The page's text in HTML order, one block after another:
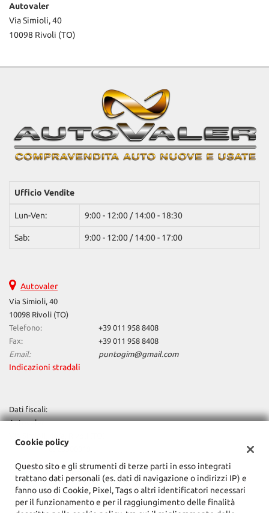
Autovaler
Via Simioli, 40
10098 Rivoli (TO)
Ufficio Vendite
Lun-Ven: 9:00 - 12:00 / 14:00 - 18:30
Sab: 9:00 - 12:00 / 14:00 - 17:00
Autovaler
Via Simioli, 40
10098 Rivoli (TO)
Telefono:
+39 011 958 8408
Fax:
+39 011 958 8408
Email:
puntogim@gmail.com
Indicazioni stradali
Dati fiscali:
Autovaler
10929300019
Registro delle imprese: TO
Cookie policy
Questo sito e gli strumenti di terze parti in esso integrati
trattano dati personali (es. dati di navigazione o indirizzi IP) e
fanno uso di Cookie, Pixel, Tags o altri identificatori necessari
per il funzionamento e per il raggiungimento delle finalità
di
tracciamento
si
cookie
modificare
le
tue
qualsiasi
Cookie necessari
Cookie delle preferenze
Cookie per il miglioramento dell'esperienza utente
Cookie di marketing
la
cookie
policy